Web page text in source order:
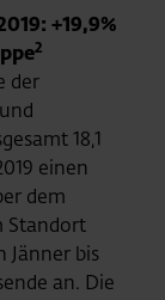
+19,9%
2
der
18,1
einen
dem
Standort
Jänner bis
an. Die